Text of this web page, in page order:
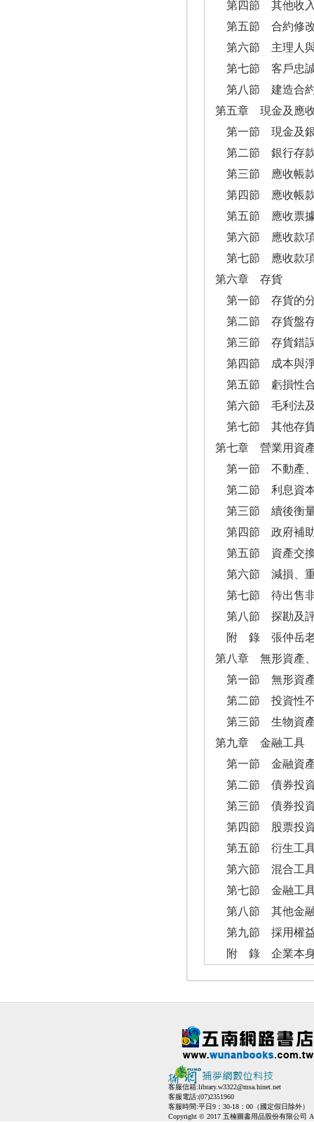
第四節 其他收
第五節 合約修
第六節 主理人
第七節 客戶忠
第八節 建造合約
第五章 現金及應
第一節 現金及
第二節 銀行存
第三節 應收帳
第四節 應收帳
第五節 應收票
第六節 應收款項
第七節 應收款項
第六章 存貨
第一節 存貨的
第二節 存貨盤存
第三節 存貨錯誤
第四節 成本與淨
第五節 虧損性
第六節 毛利法
第七節 其他存
第七章 營業用資
第一節 不動產、
第二節 利息資
第三節 續後衡
第四節 政府補
第五節 資產交
第六節 減損、
第七節 待出售非
第八節 探勘及
附 錄 張仲岳老
第八章 無形資產
第一節 無形資
第二節 投資性
第三節 生物資
第九章 金融工具
第一節 金融資
第二節 債券投資
第三節 債券投資
第四節 股票投資
第五節 衍生工
第六節 混合工
第七節 金融工
第八節 其他金
第九節 採用權益
附 錄 企業本身
客服信箱:library.w3322@msa.hinet.net
客服電話:(07)2351960
客服時間:平日9：30-18：00（國定假日除外）
Copyright © 2017 五楠圖書用品股份有限公司